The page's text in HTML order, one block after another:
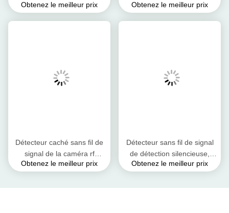
large de signal de
Obtenez le meilleur prix
de brouilleur de signal
Obtenez le meilleur prix
Détecteur caché sans fil de
signal de la caméra rf
d'autotest de puissance de
Obtenez le meilleur prix
Détecteur sans fil de signal
de détection silencieuse,
détecteur de signal de
Obtenez le meilleur prix